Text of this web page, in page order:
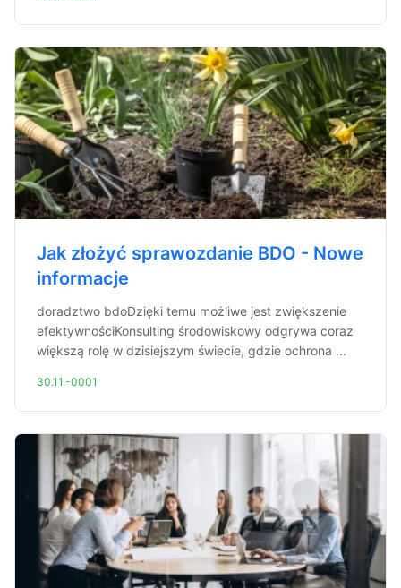
Jak złożyć sprawozdanie BDO - Nowe
informacje
doradztwo bdoDzięki temu możliwe jest zwiększenie
efektywnościKonsulting środowiskowy odgrywa coraz
większą rolę w dzisiejszym świecie, gdzie ochrona ...
30.11.-0001